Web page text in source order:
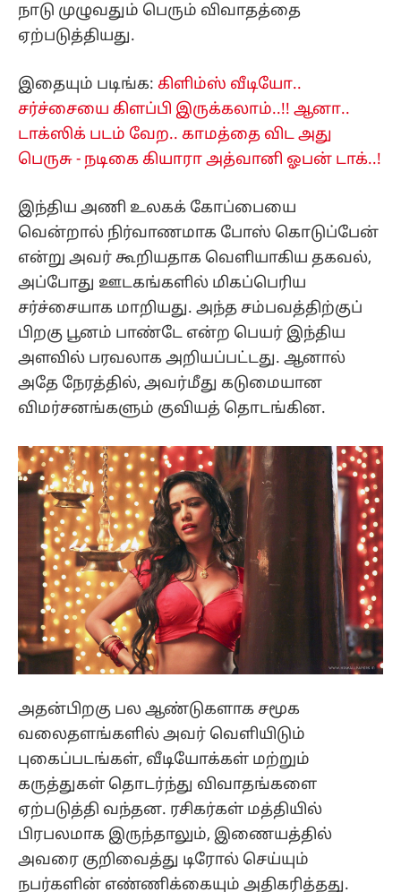
நாடு முழுவதும் பெரும் விவாதத்தை
ஏற்படுத்தியது.
இதையும் படிங்க: கிளிம்ஸ் வீடியோ..
சர்ச்சையை கிளப்பி இருக்கலாம்..!! ஆனா..
டாக்ஸிக் படம் வேற.. காமத்தை விட அது
பெருசு - நடிகை கியாரா அத்வானி ஓபன் டாக்..!
இந்திய அணி உலகக் கோப்பையை
வென்றால் நிர்வாணமாக போஸ் கொடுப்பேன்
என்று அவர் கூறியதாக வெளியாகிய தகவல்,
அப்போது ஊடகங்களில் மிகப்பெரிய
சர்ச்சையாக மாறியது. அந்த சம்பவத்திற்குப்
பிறகு பூனம் பாண்டே என்ற பெயர் இந்திய
அளவில் பரவலாக அறியப்பட்டது. ஆனால்
அதே நேரத்தில், அவர்மீது கடுமையான
விமர்சனங்களும் குவியத் தொடங்கின.
அதன்பிறகு பல ஆண்டுகளாக சமூக
வலைதளங்களில் அவர் வெளியிடும்
புகைப்படங்கள், வீடியோக்கள் மற்றும்
கருத்துகள் தொடர்ந்து விவாதங்களை
ஏற்படுத்தி வந்தன. ரசிகர்கள் மத்தியில்
பிரபலமாக இருந்தாலும், இணையத்தில்
அவரை குறிவைத்து டிரோல் செய்யும்
நபர்களின் எண்ணிக்கையும் அதிகரித்தது.